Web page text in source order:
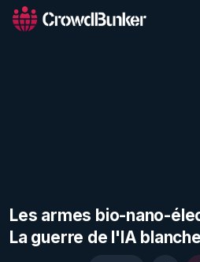
Les armes bio-nano-
La guerre de l'IA